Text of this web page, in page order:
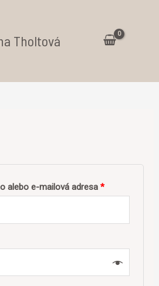
Tholtová
alebo e-mailová adresa*Povinné